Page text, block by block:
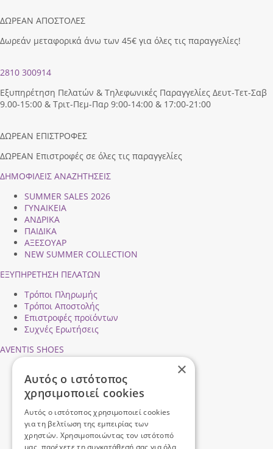
ΔΩΡΕΑΝ ΑΠΟΣΤΟΛΕΣ
Δωρεάν μεταφορικά άνω των 45€ για όλες τις παραγγελίες!
2810 300914
Εξυπηρέτηση Πελατών & Τηλεφωνικές Παραγγελίες Δευτ-Τετ-Σαβ
9.00-15:00 & Τριτ-Πεμ-Παρ 9:00-14:00 & 17:00-21:00
ΔΩΡΕΑΝ ΕΠΙΣΤΡΟΦΕΣ
ΔΩΡΕΑΝ Επιστροφές σε όλες τις παραγγελίες
ΔΗΜΟΦΙΛEIΣ ΑΝΑΖΗΤΗΣΕΙΣ
SUMMER SALES 2026
ΓΥΝΑΙΚΕΙΑ
ΑΝΔΡΙΚΑ
ΠΑΙΔΙΚΑ
ΑΞΕΣΟΥΑΡ
NEW SUMMER COLLECTION
ΕΞΥΠΗΡΕΤΗΣΗ ΠΕΛΑΤΩΝ
Τρόποι Πληρωμής
Τρόποι Αποστολής
Επιστροφές προϊόντων
Συχνές Ερωτήσεις
AVENTIS SHOES
Ασφάλεια Συναλλαγών
Προσωπικά Δεδομένα
Όροι Χρήσης
×
Αυτός ο ιστότοπος
χρησιμοποιεί cookies
Αυτός ο ιστότοπος χρησιμοποιεί cookies
για τη βελτίωση της εμπειρίας των
χρηστών. Χρησιμοποιώντας τον ιστότοπό
μας, παρέχετε τη συγκατάθεσή σας για όλα